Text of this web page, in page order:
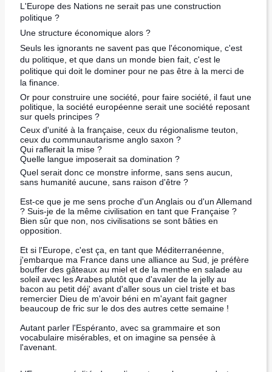
L'Europe des Nations ne serait pas une construction
politique ?
Une structure économique alors ?
Seuls les ignorants ne savent pas que l'économique, c'est
du politique, et que dans un monde bien fait, c'est le
politique qui doit le dominer pour ne pas être à la merci de
la finance.
Or pour construire une société, pour faire société, il faut une
politique, la société européenne serait une société reposant
sur quels principes ?
Ceux d'unité à la française, ceux du régionalisme teuton,
ceux du communautarisme anglo saxon ?
Qui raflerait la mise ?
Quelle langue imposerait sa domination ?
Quel serait donc ce monstre informe, sans sens aucun,
sans humanité aucune, sans raison d'être ?
Est-ce que je me sens proche d'un Anglais ou d'un Allemand
? Suis-je de la même civilisation en tant que Française ?
Bien sûr que non, nos civilisations se sont bâties en
opposition.
Et si l'Europe, c'est ça, en tant que Méditerranéenne,
j'embarque ma France dans une alliance au Sud, je préfère
bouffer des gâteaux au miel et de la menthe en salade au
soleil avec les Arabes plutôt que d'avaler de la jelly au
bacon au petit déj' avant d'aller sous un ciel triste et bas
remercier Dieu de m'avoir béni en m'ayant fait gagner
beaucoup de fric sur le dos des autres cette semaine !
Autant parler l'Espéranto, avec sa grammaire et son
vocabulaire misérables, et on imagine sa pensée à
l'avenant.